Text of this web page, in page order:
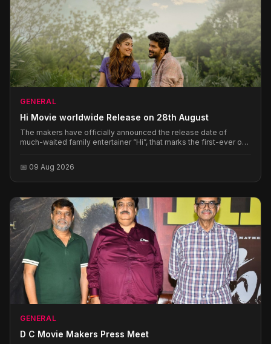
GENERAL
Hi Movie worldwide Release on 28th August
The makers have officially announced the release date of
much-waited family entertainer “Hi”, that marks the first-ever on-
📅 09 Aug 2026
GENERAL
D C Movie Makers Press Meet